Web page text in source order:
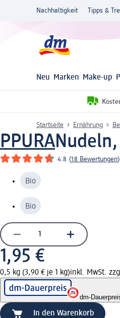
Nachhaltigkeit Tipps &
Neu Marken Make-up
Startseite Ernährung
PPURA
4.8 (18 Bewertungen)
Bio
Bio
1,95 €
0,5 kg (3,90 € je 1 kg)inkl. MwSt.
dm-
In den Warenkorb